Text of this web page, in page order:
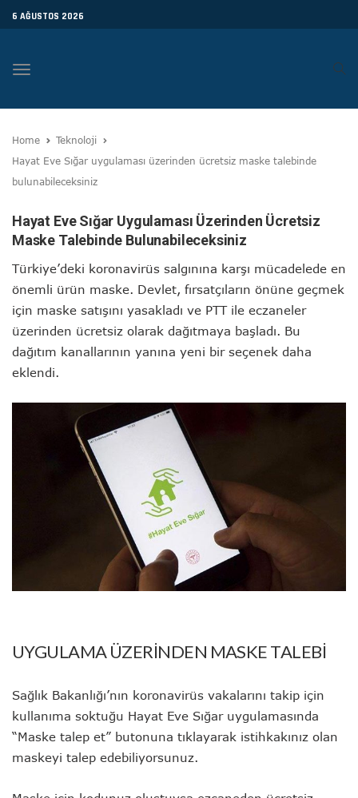
6 AĞUSTOS 2026
Toggle
Home
Teknoloji
Hayat Eve Sığar uygulaması üzerinden ücretsiz maske talebinde
bulunabileceksiniz
Hayat Eve Sığar Uygulaması Üzerinden Ücretsiz
Maske Talebinde Bulunabileceksiniz
Türkiye’deki koronavirüs salgınına karşı mücadelede en
önemli ürün maske. Devlet, fırsatçıların önüne geçmek
için maske satışını yasakladı ve PTT ile eczaneler
üzerinden ücretsiz olarak dağıtmaya başladı. Bu
dağıtım kanallarının yanına yeni bir seçenek daha
eklendi.
UYGULAMA ÜZERİNDEN MASKE TALEBİ
Sağlık Bakanlığı’nın koronavirüs vakalarını takip için
kullanıma soktuğu Hayat Eve Sığar uygulamasında
“Maske talep et” butonuna tıklayarak istihkakınız olan
maskeyi talep edebiliyorsunuz.